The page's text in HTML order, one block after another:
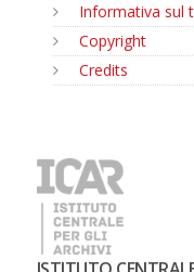
Informativa sul
Copyright
Credits